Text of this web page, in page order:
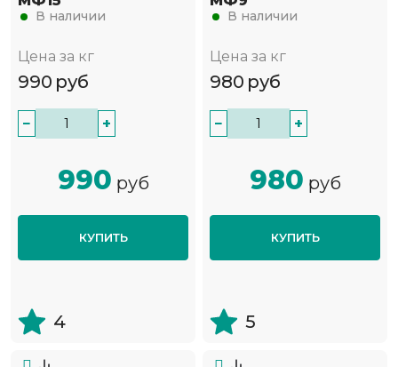
В наличии
Цена за кг
990 руб
− +
990 руб
КУПИТЬ
4
В наличии
Цена за кг
980 руб
− +
980 руб
КУПИТЬ
5